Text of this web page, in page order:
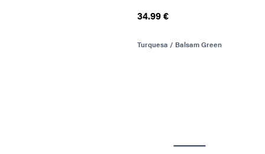
34.99 €
Turquesa / Balsam Green